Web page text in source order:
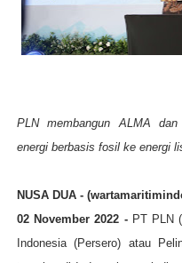
PLN membangun ALMA
energi berbasis fosil ke energi
NUSA DUA -
02 November 2022 -PT PLN
Indonesia (Persero) atau